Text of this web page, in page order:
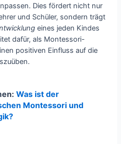
Dies fördert nicht nur
und Schüler, sondern trägt
eines jeden Kindes
dafür, als Montessori-
positiven Einfluss auf die
Was ist der
Montessori und